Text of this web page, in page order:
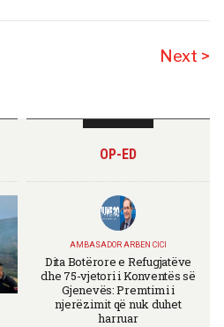
Next >
OP-ED
AMBASADOR ARBEN CICI
Dita Botërore e Refugjatëve
dhe 75-vjetori i Konventës së
Gjenevës: Premtimi i
njerëzimit që nuk duhet
harruar